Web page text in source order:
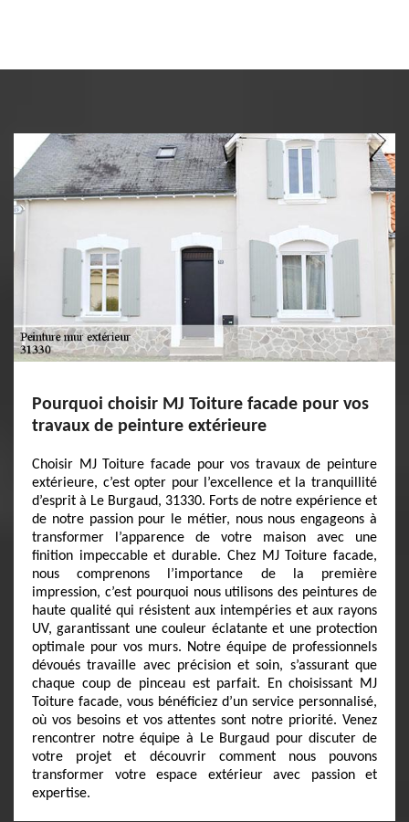
Pourquoi choisir MJ Toiture facade pour vos
travaux de peinture extérieure
Choisir MJ Toiture facade pour vos travaux de peinture
extérieure, c’est opter pour l’excellence et la tranquillité
d’esprit à Le Burgaud, 31330. Forts de notre expérience et
de notre passion pour le métier, nous nous engageons à
transformer l’apparence de votre maison avec une
finition impeccable et durable. Chez MJ Toiture facade,
nous comprenons l’importance de la première
impression, c’est pourquoi nous utilisons des peintures de
haute qualité qui résistent aux intempéries et aux rayons
UV, garantissant une couleur éclatante et une protection
optimale pour vos murs. Notre équipe de professionnels
dévoués travaille avec précision et soin, s’assurant que
chaque coup de pinceau est parfait. En choisissant MJ
Toiture facade, vous bénéficiez d’un service personnalisé,
où vos besoins et vos attentes sont notre priorité. Venez
rencontrer notre équipe à Le Burgaud pour discuter de
votre projet et découvrir comment nous pouvons
transformer votre espace extérieur avec passion et
expertise.